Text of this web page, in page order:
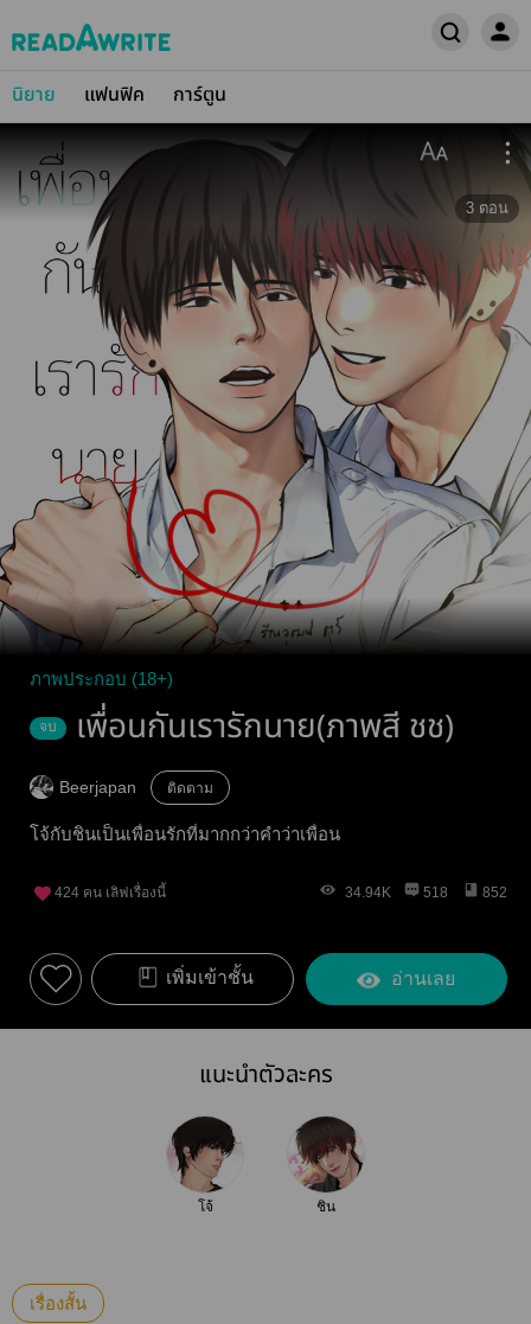
นิยาย แฟนฟิค การ์ตูน
3 ตอน
ภาพประกอบ (18+)
จบ เพื่อนกันเรารักนาย(ภาพสี ชช)
Beerjapan ติดตาม
โจ้กับชินเป็นเพื่อนรักที่มากกว่าคำว่าเพื่อน
424 คน เลิฟเรื่องนี้ 34.94K 518 852
เพิ่มเข้าชั้น อ่านเลย
แนะนำตัวละคร
โจ้ ชิน
เรื่องสั้น